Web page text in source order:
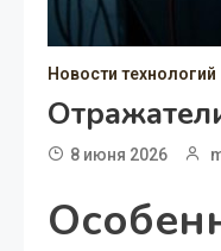
Новости технологий
8 июня 2026